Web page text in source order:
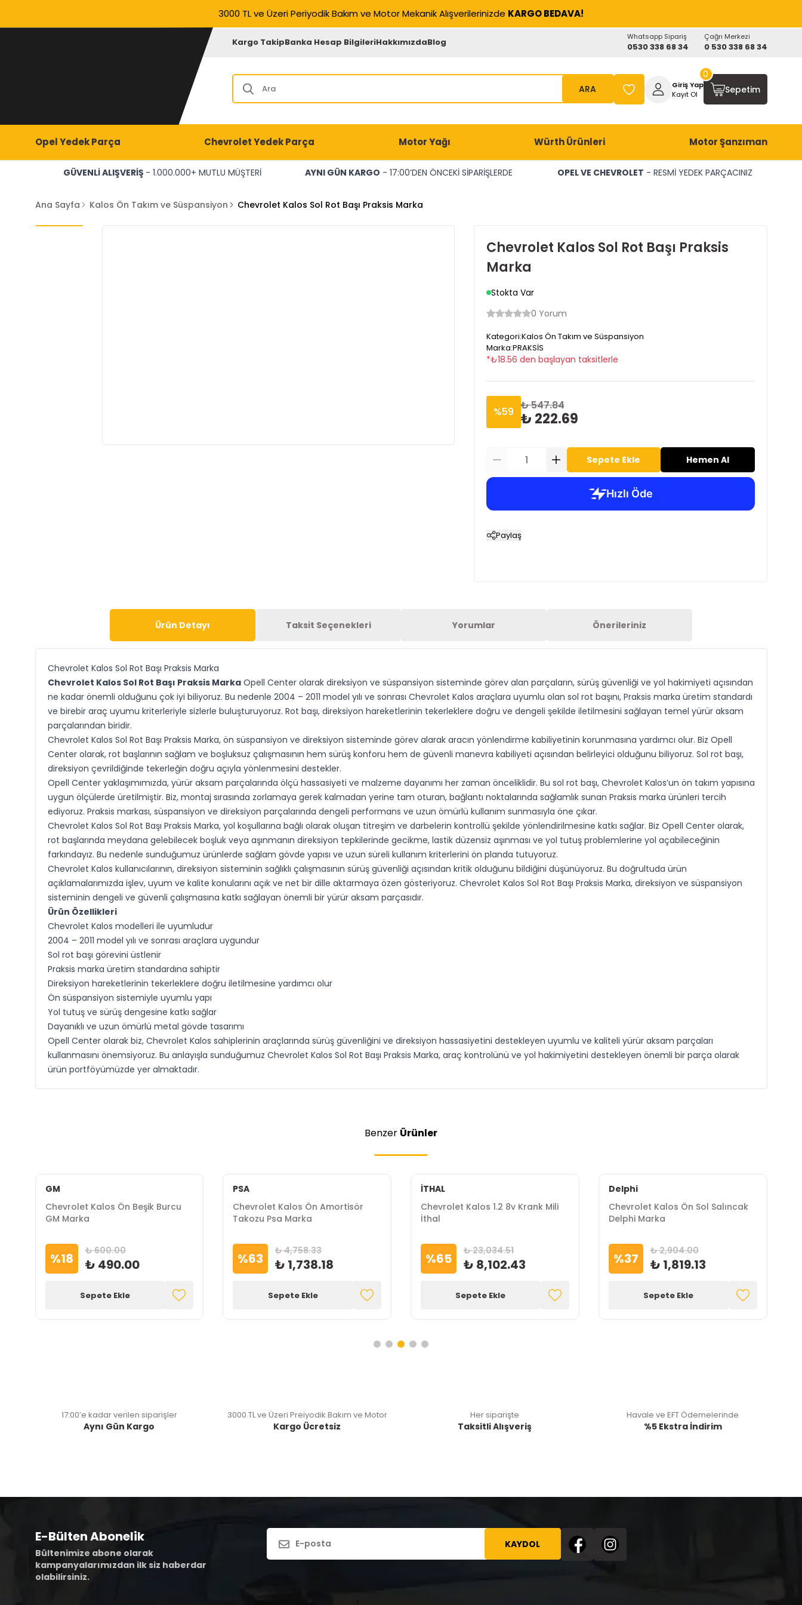
3000 TL ve Üzeri Periyodik Bakım ve Motor Mekanik Alışverilerinizde KARGO BEDAVA!
Kargo TakipBanka Hesap BilgileriHakkımızdaBlog Whatsapp Sipariş
0530 338 68 34
Çağrı Merkezi
0 530 338 68 34
ARA
Giriş Yap
Kayıt Ol
Sepetim
0
Opel Yedek Parça Chevrolet Yedek Parça Motor Yağı Würth Ürünleri Motor Şanzıman
GÜVENLİ ALIŞVERİŞ - 1.000.000+ MUTLU MÜŞTERİ AYNI GÜN KARGO - 17:00’DEN ÖNCEKİ SİPARİŞLERDE OPEL VE CHEVROLET - RESMİ YEDEK PARÇACINIZ
Ana Sayfa Kalos Ön Takım ve Süspansiyon Chevrolet Kalos Sol Rot Başı Praksis Marka
Chevrolet Kalos Sol Rot Başı Praksis
Marka
Stokta Var
0 Yorum
Kategori:Kalos Ön Takım ve Süspansiyon
Marka:PRAKSİS
*₺18.56 den başlayan taksitlerle
%59 ₺ 547.84
₺ 222.69
Sepete Ekle Hemen Al
Paylaş
Ürün Detayı Taksit Seçenekleri Yorumlar Önerileriniz
Chevrolet Kalos Sol Rot Başı Praksis Marka
Chevrolet Kalos Sol Rot Başı Praksis MarkaOpell Center olarak direksiyon ve süspansiyon sisteminde görev alan parçaların, sürüş güvenliği ve yol hakimiyeti açısından
ne kadar önemli olduğunu çok iyi biliyoruz. Bu nedenle 2004 – 2011 model yılı ve sonrası Chevrolet Kalos araçlara uyumlu olan sol rot başını, Praksis marka üretim standardı
ve birebir araç uyumu kriterleriyle sizlerle buluşturuyoruz. Rot başı, direksiyon hareketlerinin tekerleklere doğru ve dengeli şekilde iletilmesini sağlayan temel yürür aksam
parçalarından biridir.
Chevrolet Kalos Sol Rot Başı Praksis Marka, ön süspansiyon ve direksiyon sisteminde görev alarak aracın yönlendirme kabiliyetinin korunmasına yardımcı olur. Biz Opell
Center olarak, rot başlarının sağlam ve boşluksuz çalışmasının hem sürüş konforu hem de güvenli manevra kabiliyeti açısından belirleyici olduğunu biliyoruz. Sol rot başı,
direksiyon çevrildiğinde tekerleğin doğru açıyla yönlenmesini destekler.
Opell Center yaklaşımımızda, yürür aksam parçalarında ölçü hassasiyeti ve malzeme dayanımı her zaman önceliklidir. Bu sol rot başı, Chevrolet Kalos’un ön takım yapısına
uygun ölçülerde üretilmiştir. Biz, montaj sırasında zorlamaya gerek kalmadan yerine tam oturan, bağlantı noktalarında sağlamlık sunan Praksis marka ürünleri tercih
ediyoruz. Praksis markası, süspansiyon ve direksiyon parçalarında dengeli performans ve uzun ömürlü kullanım sunmasıyla öne çıkar.
Chevrolet Kalos Sol Rot Başı Praksis Marka, yol koşullarına bağlı olarak oluşan titreşim ve darbelerin kontrollü şekilde yönlendirilmesine katkı sağlar. Biz Opell Center olarak,
rot başlarında meydana gelebilecek boşluk veya aşınmanın direksiyon tepkilerinde gecikme, lastik düzensiz aşınması ve yol tutuş problemlerine yol açabileceğinin
farkındayız. Bu nedenle sunduğumuz ürünlerde sağlam gövde yapısı ve uzun süreli kullanım kriterlerini ön planda tutuyoruz.
Chevrolet Kalos kullanıcılarının, direksiyon sisteminin sağlıklı çalışmasının sürüş güvenliği açısından kritik olduğunu bildiğini düşünüyoruz. Bu doğrultuda ürün
açıklamalarımızda işlev, uyum ve kalite konularını açık ve net bir dille aktarmaya özen gösteriyoruz. Chevrolet Kalos Sol Rot Başı Praksis Marka, direksiyon ve süspansiyon
sisteminin dengeli ve güvenli çalışmasına katkı sağlayan önemli bir yürür aksam parçasıdır.
Ürün Özellikleri
Chevrolet Kalos modelleri ile uyumludur
2004 – 2011 model yılı ve sonrası araçlara uygundur
Sol rot başı görevini üstlenir
Praksis marka üretim standardına sahiptir
Direksiyon hareketlerinin tekerleklere doğru iletilmesine yardımcı olur
Ön süspansiyon sistemiyle uyumlu yapı
Yol tutuş ve sürüş dengesine katkı sağlar
Dayanıklı ve uzun ömürlü metal gövde tasarımı
Opell Center olarak biz, Chevrolet Kalos sahiplerinin araçlarında sürüş güvenliğini ve direksiyon hassasiyetini destekleyen uyumlu ve kaliteli yürür aksam parçaları
kullanmasını önemsiyoruz. Bu anlayışla sunduğumuz Chevrolet Kalos Sol Rot Başı Praksis Marka, araç kontrolünü ve yol hakimiyetini destekleyen önemli bir parça olarak
ürün portföyümüzde yer almaktadır.
Benzer Ürünler
GM
Chevrolet Kalos Ön Beşik Burcu
GM Marka
%18 ₺ 600.00
₺ 490.00
Sepete Ekle
PSA
Chevrolet Kalos Ön Amortisör
Takozu Psa Marka
%63 ₺ 4,758.33
₺ 1,738.18
Sepete Ekle
İTHAL
Chevrolet Kalos 1.2 8v Krank Mili
İthal
%65 ₺ 23,034.51
₺ 8,102.43
Sepete Ekle
Delphi
Chevrolet Kalos Ön Sol Salıncak
Delphi Marka
%37 ₺ 2,904.00
₺ 1,819.13
Sepete Ekle
17:00’e kadar verilen siparişler
Aynı Gün Kargo
3000 TL ve Üzeri Preiyodik Bakım ve Motor
Kargo Ücretsiz
Her siparişte
Taksitli Alışveriş
Havale ve EFT Ödemelerinde
%5 Ekstra İndirim
E-Bülten Abonelik
Bültenimize abone olarak
kampanyalarımızdan ilk siz haberdar
olabilirsiniz.
KAYDOL